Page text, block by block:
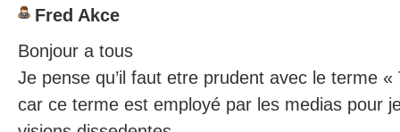
Fred Akce
Bonjour a tous
Je pense qu’il faut etre prudent avec le terme
car ce terme est employé par les medias pour